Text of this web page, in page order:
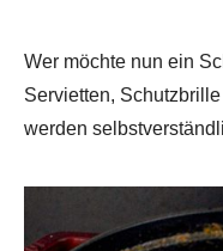
Wer möchte nun ein
Servietten,
werden